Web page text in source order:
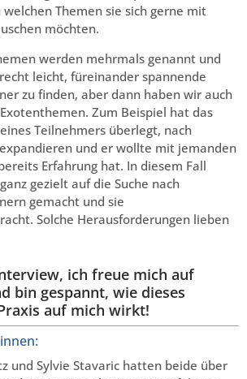
welchen Themen sie sich gerne mit
möchten.
werden mehrmals genannt und
leicht, füreinander spannende
zu finden, aber dann haben wir auch
Zum Beispiel hat das
Teilnehmers überlegt, nach
und er wollte mit jemanden
Erfahrung hat. In diesem Fall
gezielt auf die Suche nach
gemacht und sie
Solche Herausforderungen lieben
ich freue mich auf
bin gespannt, wie dieses
auf mich wirkt!
und Sylvie Stavaric hatten beide über